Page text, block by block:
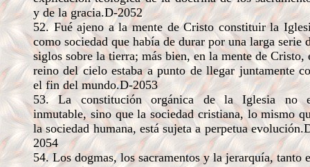
y de la gracia.D-2052
52. Fué ajeno a la mente de Cristo constituir la
como sociedad que había de durar por una larga serie
siglos sobre la tierra; más bien, en la mente de Cristo,
reino del cielo estaba a punto de llegar juntamente
el fin del mundo.D-2053
53. La constitución orgánica de la Iglesia no
inmutable, sino que la sociedad cristiana, lo mismo
la sociedad humana, está sujeta a perpetua
2054
54. Los dogmas, los sacramentos y la jerarquía, tanto